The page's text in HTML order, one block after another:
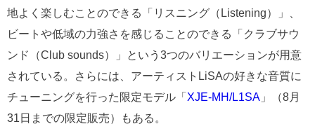
地よく楽しむことのできる「リスニング（Listening）」、
ビートや低域の力強さを感じることのできる「クラブサウ
ンド（Club sounds）」という3つのバリエーションが用意
されている。さらには、アーティストLiSAの好きな音質に
チューニングを行った限定モデル「 XJE-MH/L1SA 」（8月
31日までの限定販売）もある。